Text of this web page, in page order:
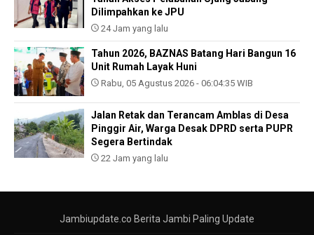
Dilimpahkan ke JPU
24 Jam yang lalu
Tahun 2026, BAZNAS Batang Hari Bangun 16
Unit Rumah Layak Huni
Rabu, 05 Agustus 2026 - 06:04:35 WIB
Jalan Retak dan Terancam Amblas di Desa
Pinggir Air, Warga Desak DPRD serta PUPR
Segera Bertindak
22 Jam yang lalu
Jambiupdate.co Berita Jambi Paling Update